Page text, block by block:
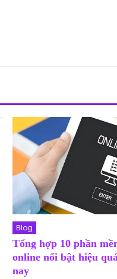
Blog
Tổng hợp 10 phần
online nổi bật hiệu
nay